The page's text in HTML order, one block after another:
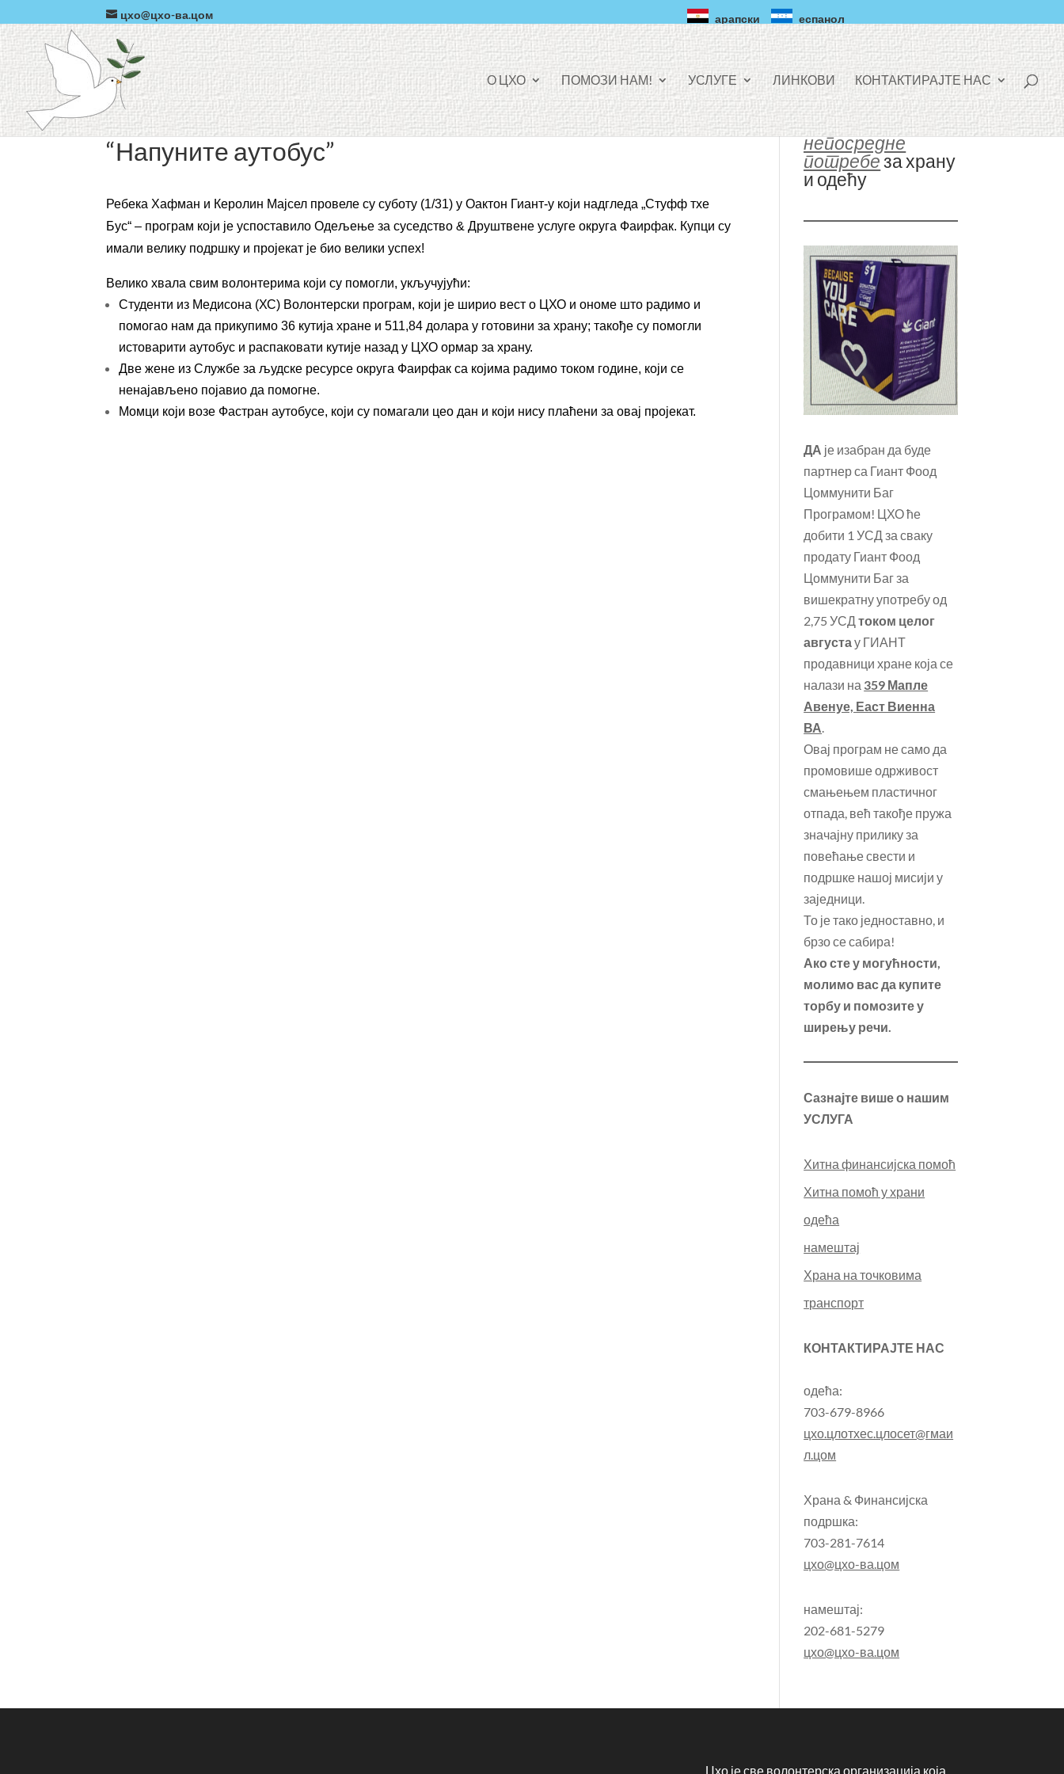
цхо@цхо-ва.цом арапски еспанол
Ф
А
Е
Б
О
О ЦХО ПОМОЗИ НАМ! УСЛУГЕ ЛИНКОВИ КОНТАКТИРАЈТЕ НАС
“Напуните аутобус”
Ребека Хафман и Керолин Мајсел провеле су суботу (1/31) у Оактон Гиант-у који надгледа „Стуфф тхе
Бус“ – програм који је успоставило Одељење за суседство & Друштвене услуге округа Фаирфак. Купци су
имали велику подршку и пројекат је био велики успех!
Велико хвала свим волонтерима који су помогли, укључујући:
Студенти из Медисона (ХС) Волонтерски програм, који је ширио вест о ЦХО и ономе што радимо и
помогао нам да прикупимо 36 кутија хране и 511,84 долара у готовини за храну; такође су помогли
истоварити аутобус и распаковати кутије назад у ЦХО ормар за храну.
Две жене из Службе за људске ресурсе округа Фаирфак са којима радимо током године, који се
ненајављено појавио да помогне.
Момци који возе Фастран аутобусе, који су помагали цео дан и који нису плаћени за овај пројекат.
непосредне
потребеза храну
и одећу
ДА је изабран да буде
партнер са Гиант Фоод
Цоммунити Баг
Програмом! ЦХО ће
добити 1 УСД за сваку
продату Гиант Фоод
Цоммунити Баг за
вишекратну употребу од
2,75 УСДтоком целог
августау ГИАНТ
продавници хране која се
налази на 359 Мапле
Авенуе, Еаст Виенна
ВА.
Овај програм не само да
промовише одрживост
смањењем пластичног
отпада, већ такође пружа
значајну прилику за
повећање свести и
подршке нашој мисији у
заједници.
То је тако једноставно, и
брзо се сабира!
Ако сте у могућности,
молимо вас да купите
торбу и помозите у
ширењу речи.
Сазнајте више о нашим
УСЛУГА
Хитна финансијска помоћ
Хитна помоћ у храни
одећа
намештај
Храна на точковима
транспорт
КОНТАКТИРАЈТЕ НАС
одећа:
703-679-8966
цхо.цлотхес.цлосет@гмаи
л.цом
Храна & Финансијска
подршка:
703-281-7614
цхо@цхо-ва.цом
намештај:
202-681-5279
цхо@цхо-ва.цом
Цхо је све волонтерска организација која